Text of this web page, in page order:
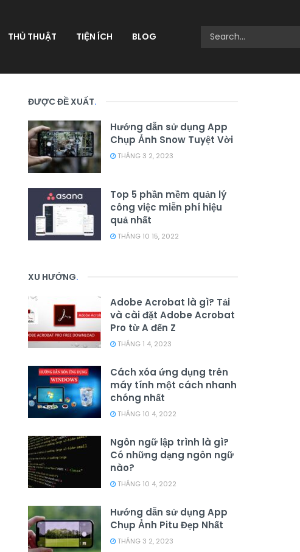
THỦ THUẬT TIỆN ÍCH BLOG
ĐƯỢC ĐỀ XUẤT.
Hướng dẫn sử dụng App
Chụp Ảnh Snow Tuyệt Vời
THÁNG 3 2, 2023
Top 5 phần mềm quản lý
công việc miễn phí hiệu
quả nhất
THÁNG 10 15, 2022
XU HƯỚNG.
Adobe Acrobat là gì? Tải
và cài đặt Adobe Acrobat
Pro từ A đến Z
THÁNG 1 4, 2023
Cách xóa ứng dụng trên
máy tính một cách nhanh
chóng nhất
THÁNG 10 4, 2022
Ngôn ngữ lập trình là gì?
Có những dạng ngôn ngữ
nào?
THÁNG 10 4, 2022
Hướng dẫn sử dụng App
Chụp Ảnh Pitu Đẹp Nhất
THÁNG 3 2, 2023